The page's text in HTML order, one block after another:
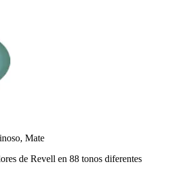
Mate
de Revell en 88 tonos diferentes